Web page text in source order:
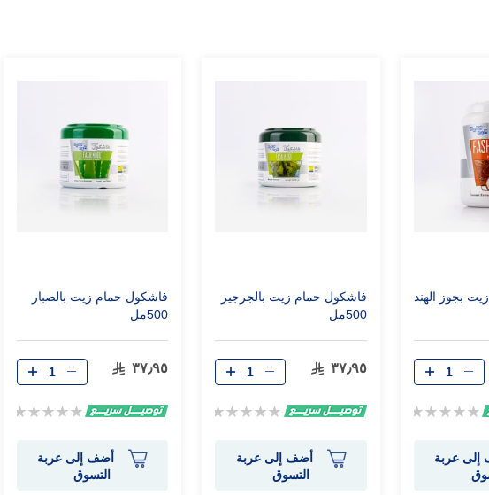
بجوز الهند
Rating:
عربة
فاشكول حمام زيت بالجرجير
500مل
٣٧٫٩٥
Rating:
أضف إلى عربة
التسوق
فاشكول حمام زيت بالصبار
500مل
٣٧٫٩٥
Rating:
أضف إلى عربة
التسوق